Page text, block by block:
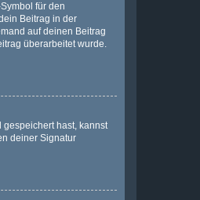
für den
Beitrag in der
auf deinen Beitrag
überarbeitet wurde.
hast, kannst
deiner Signatur